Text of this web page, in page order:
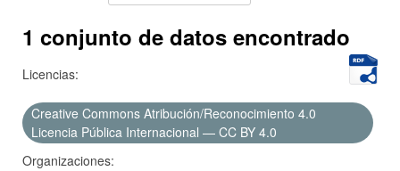
Acerca de
1 conjunto de datos encontrado
Licencias:
Creative Commons Atribución/Reconocimiento 4.0
Licencia Pública Internacional — CC BY 4.0
Organizaciones: